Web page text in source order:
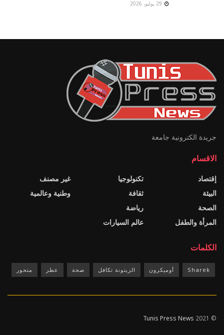
جريدة الكترونية جامعة
الاقسام
إقتصاد
البيئة
الصحة
المرأة والطفل
تكنولوجيا
ثقافة
رياضة
عالم السيارات
غير مصنف
وطنية وعالمية
الكلمات
Sharek أوميكرون الزيتونة تكافل صحة عطر متحور
© 2021
Tunis Press News